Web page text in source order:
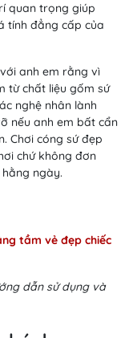
quan trọng giúp
tính đẳng cấp của
anh em rằng vì
từ chất liệu gốm sứ
nghệ nhân lành
nếu anh em bất cẩn
Chơi cóng sứ đẹp
chứ không đơn
ngày.
tầm vẻ đẹp chiếc
dẫn sử dụng và